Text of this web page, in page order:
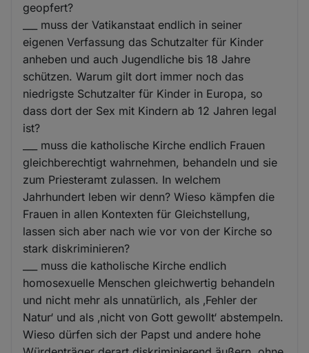
geopfert?
___ muss der Vatikanstaat endlich in seiner
eigenen Verfassung das Schutzalter für Kinder
anheben und auch Jugendliche bis 18 Jahre
schützen. Warum gilt dort immer noch das
niedrigste Schutzalter für Kinder in Europa, so
dass dort der Sex mit Kindern ab 12 Jahren legal
ist?
___ muss die katholische Kirche endlich Frauen
gleichberechtigt wahrnehmen, behandeln und sie
zum Priesteramt zulassen. In welchem
Jahrhundert leben wir denn? Wieso kämpfen die
Frauen in allen Kontexten für Gleichstellung,
lassen sich aber nach wie vor von der Kirche so
stark diskriminieren?
___ muss die katholische Kirche endlich
homosexuelle Menschen gleichwertig behandeln
und nicht mehr als unnatürlich, als ‚Fehler der
Natur‘ und als ‚nicht von Gott gewollt‘ abstempeln.
Wieso dürfen sich der Papst und andere hohe